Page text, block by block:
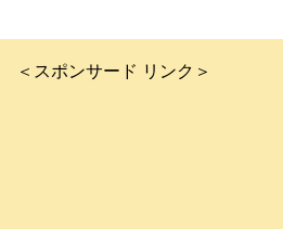
＜スポンサード リンク＞